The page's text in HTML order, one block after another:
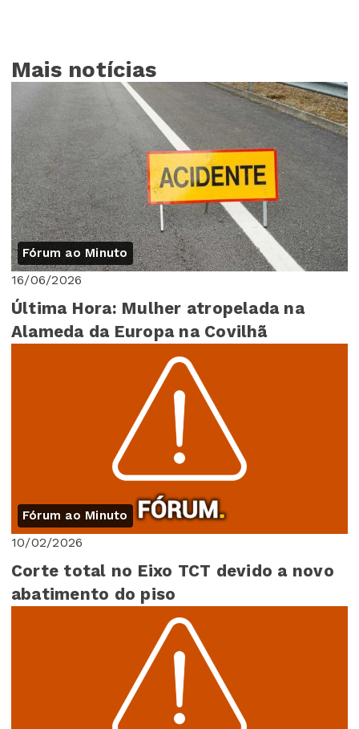
Mais notícias
Fórum ao Minuto
16/06/2026
Última Hora: Mulher atropelada na
Alameda da Europa na Covilhã
Fórum ao Minuto
10/02/2026
Corte total no Eixo TCT devido a novo
abatimento do piso